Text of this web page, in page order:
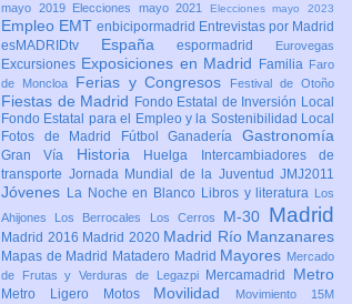
mayo 2019
Elecciones mayo 2021 Elecciones mayo 2023
Empleo EMT enbicipormadrid Entrevistas por Madrid
esMADRIDtv Españaespormadrid Eurovegas
Excursiones Exposiciones en Madrid Familia Faro
de Moncloa
Ferias y Congresos Festival de Otoño
Fiestas de Madrid Fondo Estatal de Inversión Local
Fondo Estatal para el Empleo y la Sostenibilidad Local
Fotos de Madrid
FútbolGanaderíaGastronomía
Gran Vía Historia Huelga
Intercambiadores de
transporte Jornada Mundial de la Juventud JMJ2011
Jóvenes La Noche en Blanco Libros y literatura
Los
Ahijones
Los Berrocales Los Cerros M-30 Madrid
Madrid 2016 Madrid 2020 Madrid Río Manzanares
Mapas de Madrid Matadero Madrid Mayores Mercado
de Frutas y Verduras de Legazpi
Mercamadrid Metro
Metro Ligero Motos Movilidad Movimiento 15M